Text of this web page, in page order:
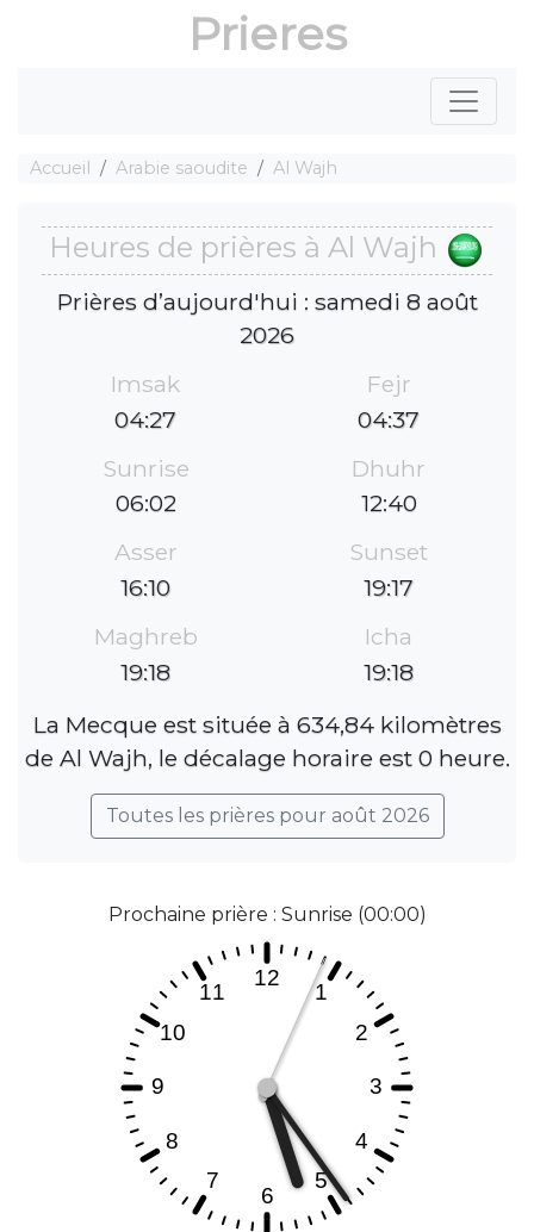
Prieres
Accueil Arabie saoudite Al Wajh
Heures de prières à Al Wajh
Prières d’aujourd'hui : samedi 8 août
2026
Imsak
04:27
Fejr
04:37
Sunrise
06:02
Dhuhr
12:40
Asser
16:10
Sunset
19:17
Maghreb
19:18
Icha
19:18
La Mecque est située à 634,84 kilomètres
de Al Wajh, le décalage horaire est 0 heure.
Toutes les prières pour août 2026
Prochaine prière : Sunrise (00:00)